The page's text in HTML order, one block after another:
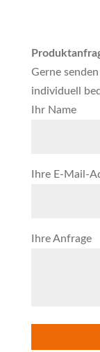
Gerne
individuell
Ihr Name
Ihre E-Mail-
Ihre Anfrage